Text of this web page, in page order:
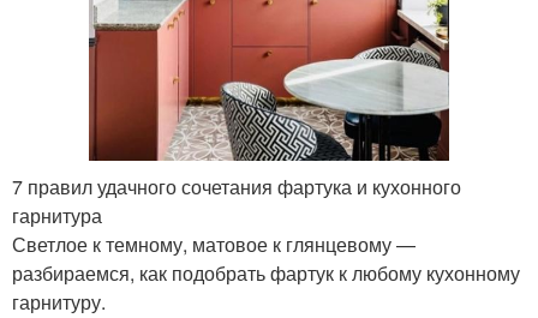
7 правил удачного сочетания фартука и кухонного
гарнитура
Светлое к темному, матовое к глянцевому —
разбираемся, как подобрать фартук к любому кухонному
гарнитуру.